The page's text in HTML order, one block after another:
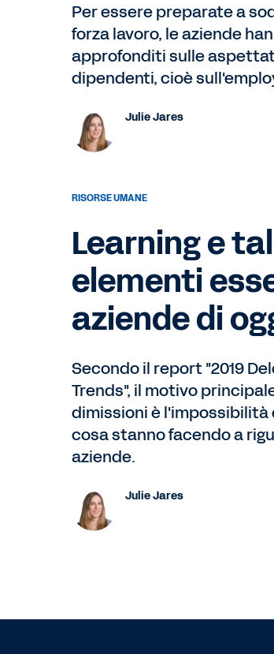
Per essere preparate a
forza lavoro, le aziende
approfonditi sulle
dipendenti, cioè
Julie Jares
RISORSE UMANE
Learning e
elementi
aziende di
Secondo il report "2019
Trends", il motivo
dimissioni è l'impossibilità
cosa stanno facendo a
aziende.
Julie Jares